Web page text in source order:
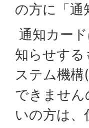
の方に「通
通知カー
知らせする
ステム機
できません
いの方は